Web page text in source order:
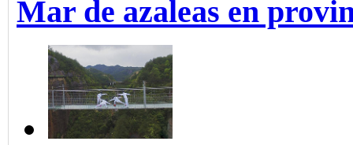
Mar de azaleas en